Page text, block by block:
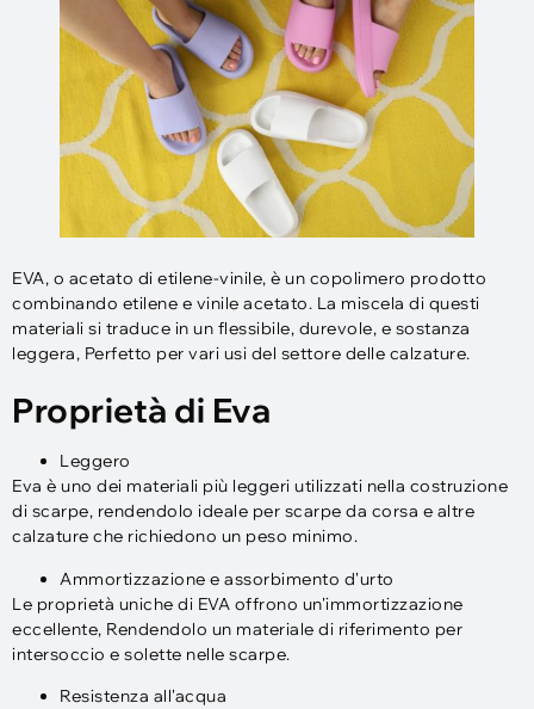
EVA, o acetato di etilene-vinile, è un copolimero prodotto
combinando etilene e vinile acetato. La miscela di questi
materiali si traduce in un flessibile, durevole, e sostanza
leggera, Perfetto per vari usi del settore delle calzature.
Proprietà di Eva
Leggero
Eva è uno dei materiali più leggeri utilizzati nella costruzione
di scarpe, rendendolo ideale per scarpe da corsa e altre
calzature che richiedono un peso minimo.
Ammortizzazione e assorbimento d'urto
Le proprietà uniche di EVA offrono un'immortizzazione
eccellente, Rendendolo un materiale di riferimento per
intersoccio e solette nelle scarpe.
Resistenza all'acqua